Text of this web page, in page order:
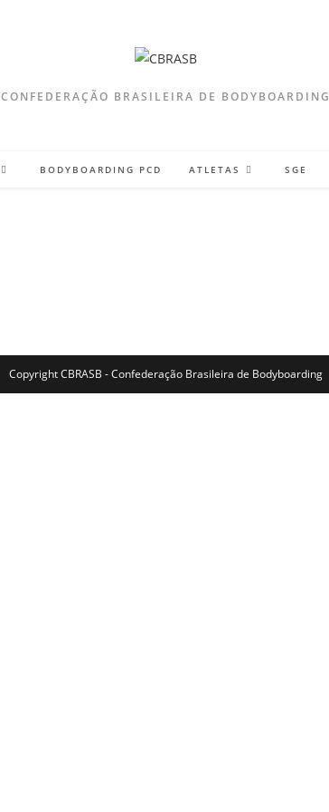
CONFEDERAÇÃO BRASILEIRA DE BODYBOARDING
BODYBOARDING PCD ATLETAS SGE
Copyright CBRASB - Confederação Brasileira de Bodyboarding